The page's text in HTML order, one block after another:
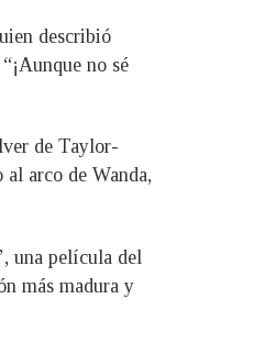
describió
no sé
de Taylor-
al arco de Wanda,
una película del
más madura y